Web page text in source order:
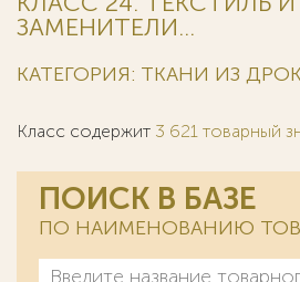
ЗАМЕНИТЕЛИ...
КАТЕГОРИЯ: ТКАНИ ИЗ
Класс содержит 3 621 товарный
ПОИСК В БАЗЕ
ПО НАИМЕНОВАНИЮ